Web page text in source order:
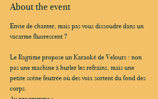
About the event
Envie de chanter, mais pas vous dissoudre dans un
vacarme fluorescent ?
Le Ragtime propose un Karaoké de Velours : non
pas une machine à hurler les refrains, mais une
petite scène feutrée où des voix sortent du fond des
corps.